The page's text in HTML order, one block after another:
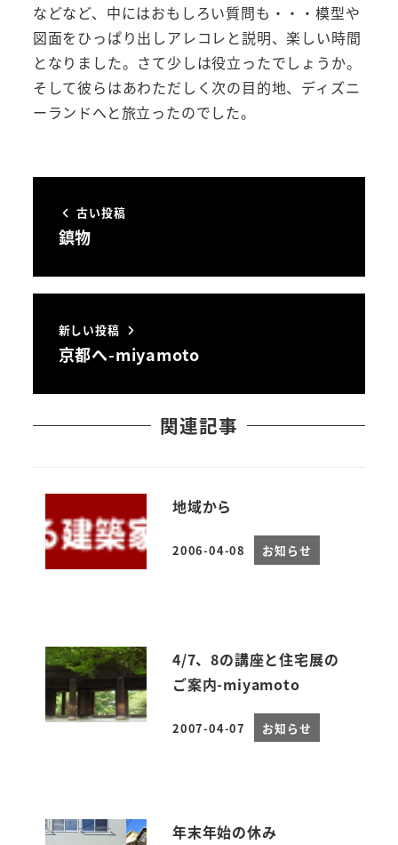
などなど、中にはおもしろい質問も・・・模型や
図面をひっぱり出しアレコレと説明、楽しい時間
となりました。さて少しは役立ったでしょうか。
そして彼らはあわただしく次の目的地、ディズニ
ーランドへと旅立ったのでした。
古い投稿
鎮物
新しい投稿
京都へ-miyamoto
関連記事
地域から
投稿日
2006-04-08 お知らせ
4/7、8の講座と住宅展の
ご案内-miyamoto
投稿日
2007-04-07 お知らせ
年末年始の休み